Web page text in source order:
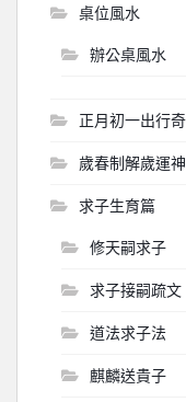
桌位風水
辦公桌風水
正月初一出行
歲春制解歲運
求子生育篇
修天嗣求子
求子接嗣疏文
道法求子法
麒麟送貴子